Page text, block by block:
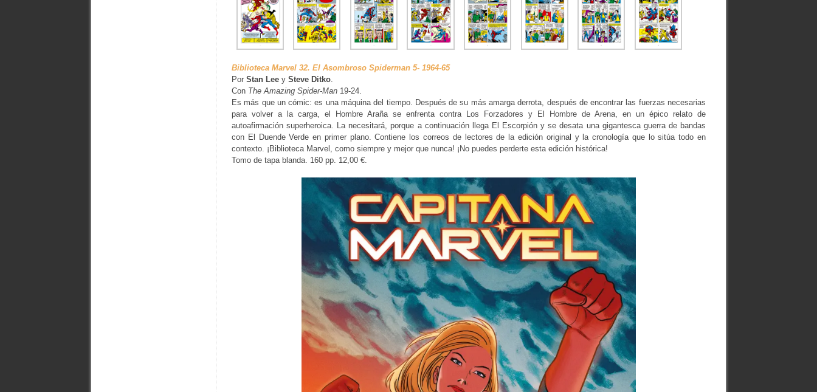
Biblioteca Marvel 32. El Asombroso Spiderman 5- 1964-65
Por Stan Lee y Steve Ditko
Con The Amazing Spider-Man 19-24.
Es más que un cómic: es una máquina del tiempo. Después de su más amarga derrota, después de encontrar las fuerzas necesarias
para volver a la carga, el Hombre Araña se enfrenta contra Los Forzadores y El Hombre de Arena, en un épico relato de
autoafirmación superheroica. La necesitará, porque a continuación llega El Escorpión y se desata una gigantesca guerra de bandas
con El Duende Verde en primer plano. Contiene los correos de lectores de la edición original y la cronología que lo sitúa todo en
contexto. ¡Biblioteca Marvel, como siempre y mejor que nunca! ¡No puedes perderte esta edición histórica!
Tomo de tapa blanda. 160 pp. 12,00 €.